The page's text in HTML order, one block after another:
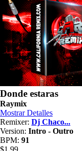
Donde estaras
Raymix
Mostrar Detalles
Remixer: Dj Chaco...
Version: Intro - Outro
BPM: 91
$1.99